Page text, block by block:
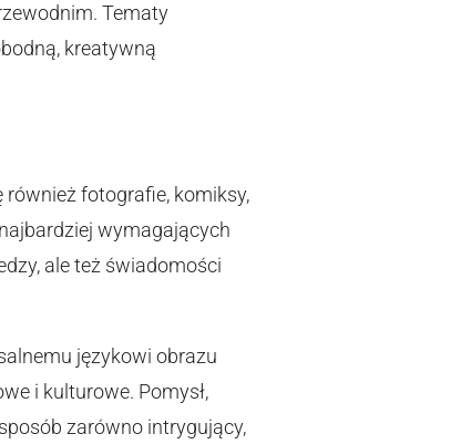
Tematy
kreatywną
również fotografie, komiksy,
wymagających
ale też świadomości
językowi obrazu
i kulturowe. Pomysł,
zarówno intrygujący,